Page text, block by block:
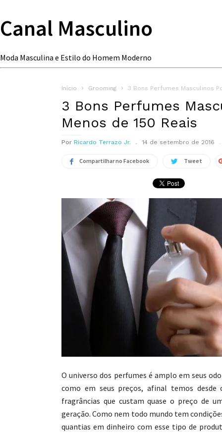
Canal Masculino
Moda Masculina e Estilo do Homem Moderno
Início Grooming 3 Bons Perfumes Masculinos
3 Bons Perfumes
Menos de 150 Reais
Por Ricardo Terrazo Jr. 14 de setembro de 2016
Compartilhar no Facebook Tweet
O universo dos perfumes é amplo em seus
como em seus preços, afinal temos desde
fragrâncias que custam quase o preço de
geração. Como nem todo mundo tem
quantias em dinheiro com esse tipo de